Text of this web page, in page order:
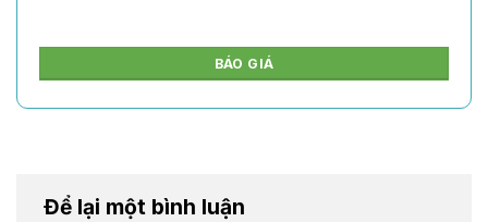
BÁO GIÁ
Để lại một bình luận